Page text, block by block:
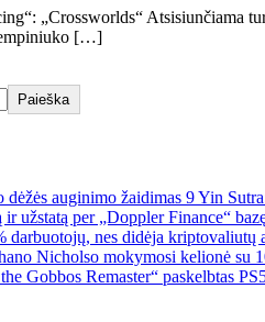
„Crossworlds“
[…]
Paieška
auginimo žaidimas 9 Yin
užstatą per „Doppler Finance“
darbuotojų, nes didėja kriptovaliutų
Nicholso mokymosi kelionė su
Gobbos Remaster“ paskelbtas